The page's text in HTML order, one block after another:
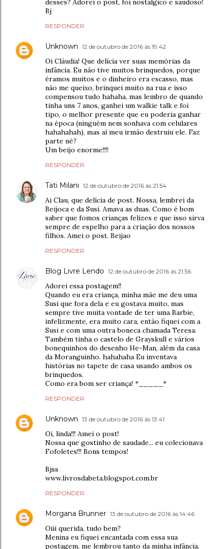
desses? Adorei o post, foi nostálgico e saudoso!
Bj
RESPONDER
Unknown 12 de outubro de 2016 às 19:42
Oi Cláudia! Que delícia ver suas memórias da
infância. Eu não tive muitos brinquedos, porque
éramos muitos e o dinheiro era escasso, mas
não me queixo, brinquei muito na rua e isso
compensou tudo hahaha, mas lembro de quando
tinha uns 7 anos, ganhei um walkie talk e foi
tipo, o melhor presente que eu poderia ganhar
na época (ninguém nem sonhava com celulares
hahahahah), mas aí meu irmão destruiu ele. Faz
parte né?
Um beijo enorme!!!!
RESPONDER
Tati Milani 12 de outubro de 2016 às 21:54
Ai Clau, que delícia de post. Nossa, lembrei da
Beijoca e da Susi. Amava as duas. Como é bom
saber que fomos crianças felizes e que isso sirva
sempre de espelho para a criação dos nossos
filhos. Amei o post. Beijao
RESPONDER
Blog Livre Lendo 12 de outubro de 2016 às 21:56
Adorei essa postagem!!
Quando eu era criança, minha mãe me deu uma
Susi que fora dela e eu gostava muito, mas
sempre tive muita vontade de ter uma Barbie,
infelizmente, era muito cara, então fiquei com a
Susi e com uma outra boneca chamada Teresa.
Também tinha o castelo de Grayskull e vários
bonequinhos do desenho He-Man, além da casa
da Moranguinho. hahahaha Eu inventava
histórias no tapete de casa usando ambos os
brinquedos.
Como era bom ser criança! *_____*
RESPONDER
Unknown 13 de outubro de 2016 às 13:41
Oi, linda!!! Amei o post!
Nossa que gostinho de saudade... eu colecionava
Fofoletes!!! Bons tempos!
Bjss
www.livrosdabeta.blogspot.com.br
RESPONDER
Morgana Brunner 13 de outubro de 2016 às 14:46
Oiii querida, tudo bem?
Menina eu fiquei encantada com essa sua
postagem, me lembrou tanto da minha infância,